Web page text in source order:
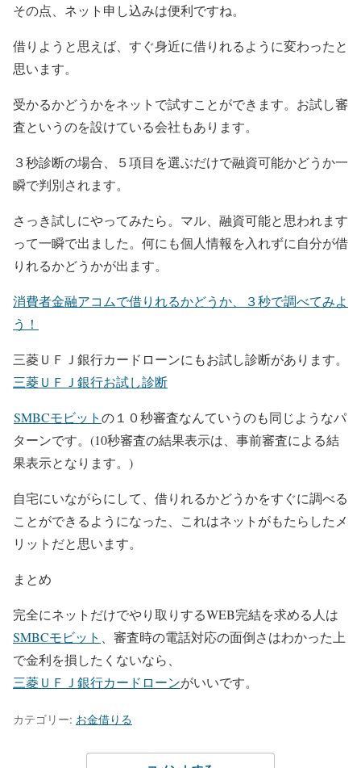
その点、ネット申し込みは便利ですね。
借りようと思えば、すぐ身近に借りれるように変わったと
思います。
受かるかどうかをネットで試すことができます。お試し審
査というのを設けている会社もあります。
３秒診断の場合、５項目を選ぶだけで融資可能かどうか一
瞬で判別されます。
さっき試しにやってみたら。マル、融資可能と思われます
って一瞬で出ました。何にも個人情報を入れずに自分が借
りれるかどうかが出ます。
消費者金融アコムで借りれるかどうか、３秒で調べてみよ
う！
三菱ＵＦＪ銀行カードローンにもお試し診断があります。
三菱ＵＦＪ銀行お試し診断
SMBCモビットの１０秒審査なんていうのも同じようなパ
ターンです。(10秒審査の結果表示は、事前審査による結
果表示となります。)
自宅にいながらにして、借りれるかどうかをすぐに調べる
ことができるようになった、これはネットがもたらしたメ
リットだと思います。
まとめ
完全にネットだけでやり取りするWEB完結を求める人は
SMBCモビット
、審査時の電話対応の面倒さはわかった上
で金利を損したくないなら、
三菱ＵＦＪ銀行カードローンがいいです。
カテゴリー: お金借りる